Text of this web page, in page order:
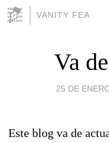
VANITY FEA
Va
25 DE
Este blog va de